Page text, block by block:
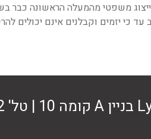
משפטי מהמעלה הראשונה כבר
כי יזמים וקבלנים אינם יכולים